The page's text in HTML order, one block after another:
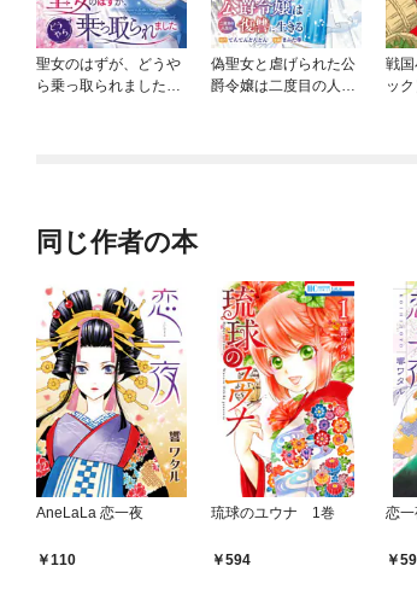
聖女のはずが、どうや
ら乗っ取られました
偽聖女と虐げられた公
爵令嬢は二度目の人生
戦国
ック
同じ作者の本
AneLaLa 恋一夜
110
琉球のユウナ 1巻
594
恋